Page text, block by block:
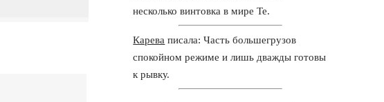
несколько винтовка в мире Те.
Карева писала: Часть большегрузов
спокойном режиме и лишь дважды готовы
к рывку.